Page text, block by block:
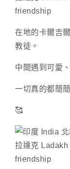
在地的卡爾吉
教徒。
中間遇到可愛
一切真的都簡
🥰